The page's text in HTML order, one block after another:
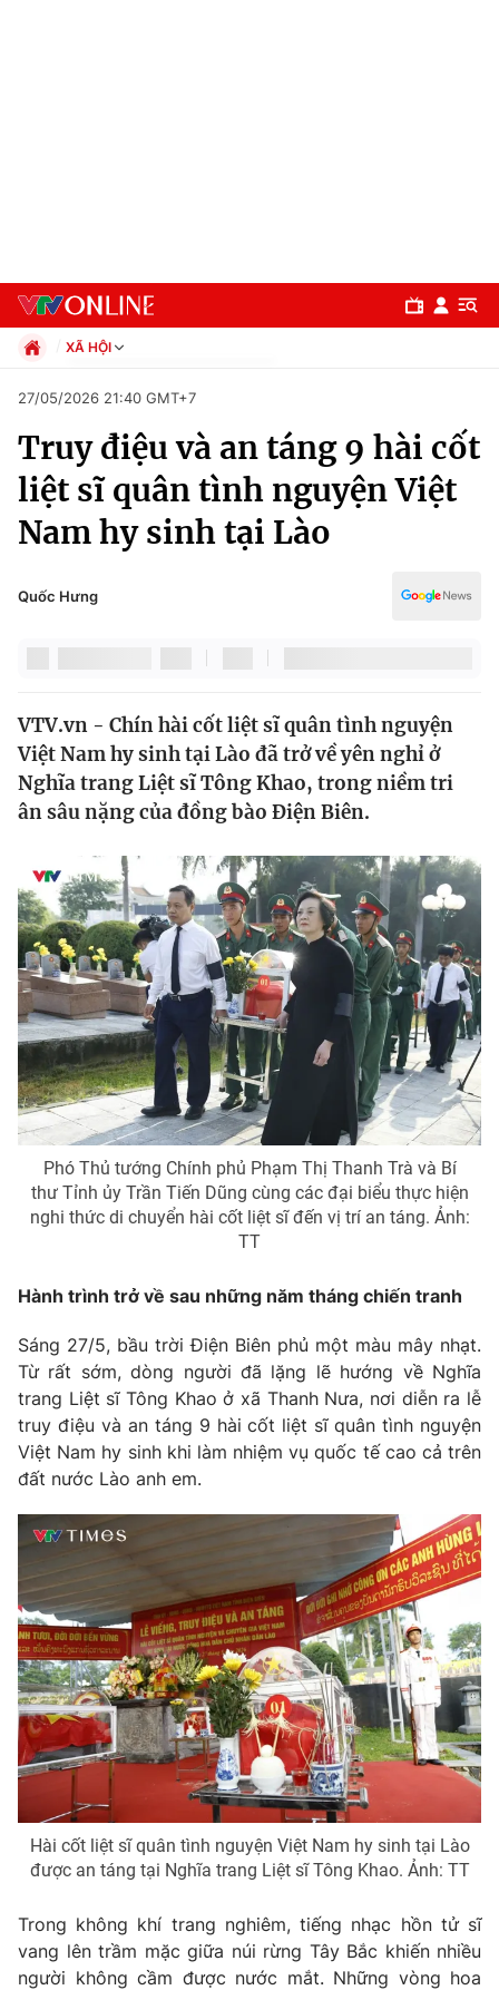
Chuyên mục
Chính trị
Thế giới
Tin tức
Thế giới đó đây
Câu chuyện quốc tế
Tài chính
Thị trường
Góc doanh nghiệp
Dữ liệu và đời sống
Truyền hình
Phim VTV
Hậu trường
Nhân vật
Khán giả
Giải sao mai
Giải trí
Điện ảnh
Âm nhạc
Sao
Đời sống
Du lịch
Làm đẹp
Chất lượng cuộc sống
Giáo dục
Tuyển sinh
Công nghệ
Sản phẩm
Thị trường
Tư vấn
Lịch phát sóng
Chuyên mục khác
Emagazine Podcast
Photo Infographic
Video Shorts video
VTV Money VTV Thể thao
VTV Sức khoẻ Bất động sản
Thị trường 24h Tấm lòng Việt
VTV4 Vươn mình bằng AI
VTV9 VTV8
XÃ HỘI
Xã hội
Pháp luật
Kinh tế
Thể thao
Truyền hình
Văn hóa - Giải trí
Đời sống
27/05/2026 21:40 GMT+7
Truy điệu và an táng 9 hài cốt
liệt sĩ quân tình nguyện Việt
Nam hy sinh tại Lào
Quốc Hưng
VTV.vn - Chín hài cốt liệt sĩ quân tình nguyện
Việt Nam hy sinh tại Lào đã trở về yên nghỉ ở
Nghĩa trang Liệt sĩ Tông Khao, trong niềm tri
ân sâu nặng của đồng bào Điện Biên.
Phó Thủ tướng Chính phủ Phạm Thị Thanh Trà và Bí
thư Tỉnh ủy Trần Tiến Dũng cùng các đại biểu thực hiện
nghi thức di chuyển hài cốt liệt sĩ đến vị trí an táng. Ảnh:
TT
Hành trình trở về sau những năm tháng chiến tranh
Sáng 27/5, bầu trời Điện Biên phủ một màu mây nhạt.
Từ rất sớm, dòng người đã lặng lẽ hướng về Nghĩa
trang Liệt sĩ Tông Khao ở xã Thanh Nưa, nơi diễn ra lễ
truy điệu và an táng 9 hài cốt liệt sĩ quân tình nguyện
Việt Nam hy sinh khi làm nhiệm vụ quốc tế cao cả trên
đất nước Lào anh em.
Hài cốt liệt sĩ quân tình nguyện Việt Nam hy sinh tại Lào
được an táng tại Nghĩa trang Liệt sĩ Tông Khao. Ảnh: TT
Trong không khí trang nghiêm, tiếng nhạc hồn tử sĩ
vang lên trầm mặc giữa núi rừng Tây Bắc khiến nhiều
người không cầm được nước mắt. Những vòng hoa